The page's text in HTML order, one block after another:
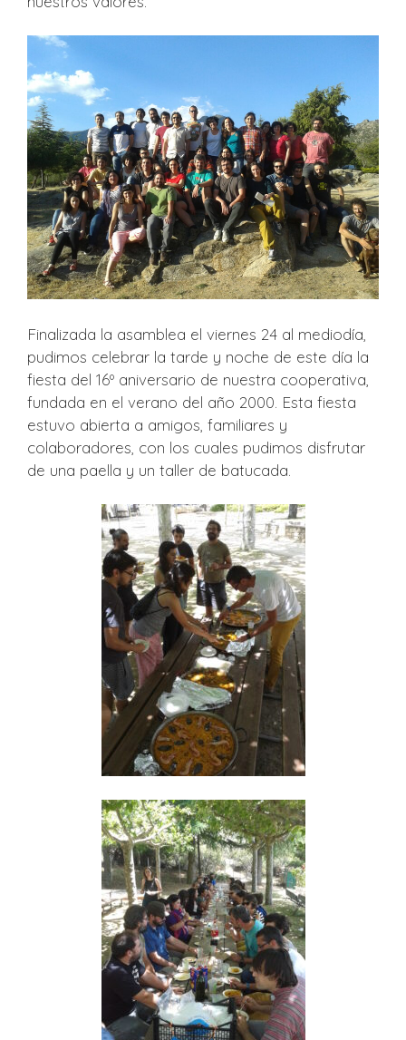
Finalizada la asamblea el viernes 24 al mediodía,
pudimos celebrar la tarde y noche de este día la
fiesta del 16º aniversario de nuestra cooperativa,
fundada en el verano del año 2000. Esta fiesta
estuvo abierta a amigos, familiares y
colaboradores, con los cuales pudimos disfrutar
de una paella y un taller de batucada.